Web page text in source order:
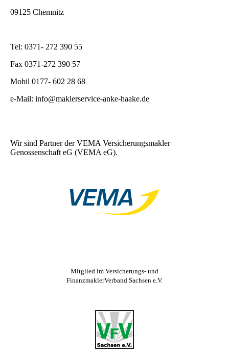
09125 Chemnitz
Tel: 0371- 272 390 55
Fax 0371-272 390 57
Mobil 0177- 602 28 68
e-Mail: info@maklerservice-anke-haake.de
Wir sind Partner der VEMA Versicherungsmakler
Genossenschaft eG (VEMA eG).
Mitglied im Versicherungs- und
FinanzmaklerVerband Sachsen e.V.